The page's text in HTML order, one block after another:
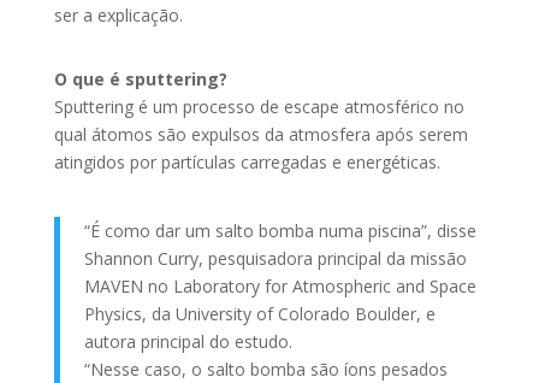
ser a explicação.
O que é sputtering?
Sputtering é um processo de escape atmosférico no
qual átomos são expulsos da atmosfera após serem
atingidos por partículas carregadas e energéticas.
“É como dar um salto bomba numa piscina”, disse
Shannon Curry, pesquisadora principal da missão
MAVEN no Laboratory for Atmospheric and Space
Physics, da University of Colorado Boulder, e
autora principal do estudo.
“Nesse caso, o salto bomba são íons pesados